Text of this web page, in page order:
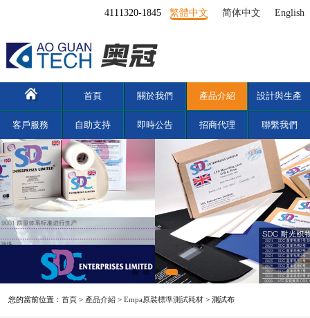
4111320-1845 繁體中文 简体中文 English
首頁 關於我們 產品介紹 設計與生產
客戶服務 自助支持 即時公告 招商代理 聯繫我們
您的當前位置： 首頁> 產品介紹> Empa原裝標準測試耗材> 測試布